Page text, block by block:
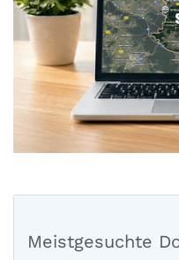
Meistgesuchte